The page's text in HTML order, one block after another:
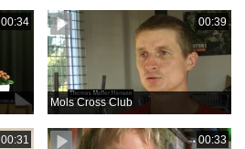
00:34 00:39
Mols Cross Club
00:31 00:33